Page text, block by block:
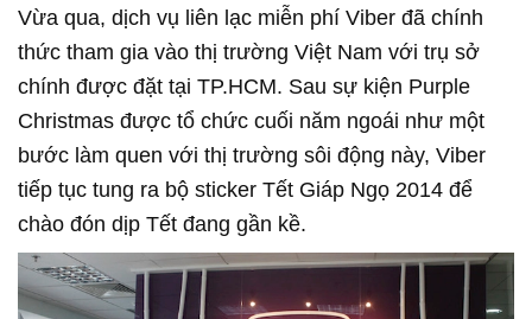
Vừa qua, dịch vụ liên lạc miễn phí Viber đã chính
thức tham gia vào thị trường Việt Nam với trụ sở
chính được đặt tại TP.HCM. Sau sự kiện Purple
Christmas được tổ chức cuối năm ngoái như một
bước làm quen với thị trường sôi động này, Viber
tiếp tục tung ra bộ sticker Tết Giáp Ngọ 2014 để
chào đón dịp Tết đang gần kề.